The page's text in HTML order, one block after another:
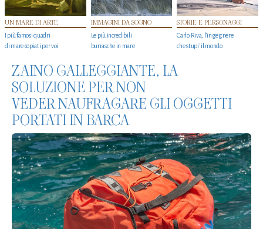
UN MARE DI ARTE
I più famosi quadri
di mare copiati per voi
IMMAGINI DA SOGNO
Le più incredibili
burrasche in mare
STORIE E PERSONAGGI
Carlo Riva, l’ingegnere
che stupi' il mondo
ZAINO GALLEGGIANTE, LA
SOLUZIONE PER NON
VEDER NAUFRAGARE GLI OGGETTI
PORTATI IN BARCA